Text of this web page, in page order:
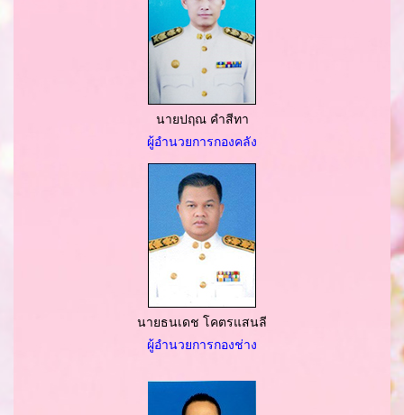
นายปฤณ คำสีทา
ผู้อำนวยการกองคลัง
นายธนเดช โคตรแสนลี
ผู้อำนวยการกองช่าง